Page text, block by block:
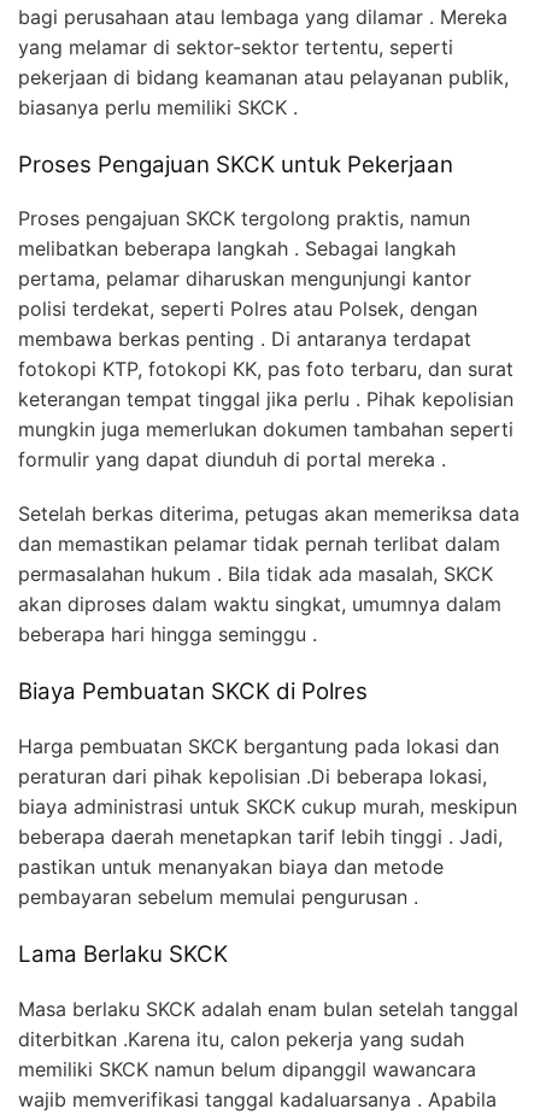
bagi perusahaan atau lembaga yang dilamar . Mereka
yang melamar di sektor-sektor tertentu, seperti
pekerjaan di bidang keamanan atau pelayanan publik,
biasanya perlu memiliki SKCK .
Proses Pengajuan SKCK untuk Pekerjaan
Proses pengajuan SKCK tergolong praktis, namun
melibatkan beberapa langkah . Sebagai langkah
pertama, pelamar diharuskan mengunjungi kantor
polisi terdekat, seperti Polres atau Polsek, dengan
membawa berkas penting . Di antaranya terdapat
fotokopi KTP, fotokopi KK, pas foto terbaru, dan surat
keterangan tempat tinggal jika perlu . Pihak kepolisian
mungkin juga memerlukan dokumen tambahan seperti
formulir yang dapat diunduh di portal mereka .
Setelah berkas diterima, petugas akan memeriksa data
dan memastikan pelamar tidak pernah terlibat dalam
permasalahan hukum . Bila tidak ada masalah, SKCK
akan diproses dalam waktu singkat, umumnya dalam
beberapa hari hingga seminggu .
Biaya Pembuatan SKCK di Polres
Harga pembuatan SKCK bergantung pada lokasi dan
peraturan dari pihak kepolisian .Di beberapa lokasi,
biaya administrasi untuk SKCK cukup murah, meskipun
beberapa daerah menetapkan tarif lebih tinggi . Jadi,
pastikan untuk menanyakan biaya dan metode
pembayaran sebelum memulai pengurusan .
Lama Berlaku SKCK
Masa berlaku SKCK adalah enam bulan setelah tanggal
diterbitkan .Karena itu, calon pekerja yang sudah
memiliki SKCK namun belum dipanggil wawancara
wajib memverifikasi tanggal kadaluarsanya . Apabila